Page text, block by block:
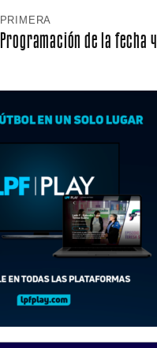
PRIMERA
Programación de la fecha 4